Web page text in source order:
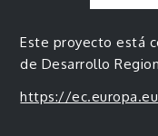
Este proyecto está
de Desarrollo
https://